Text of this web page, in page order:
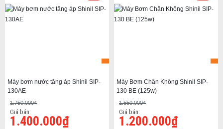
Máy bơm nước tăng áp Shinil SIP-
130AE
1.750.000₫
Giá bán:
1.400.000₫
Máy Bơm Chân Không Shinil SIP-
130 BE (125w)
1.550.000₫
Giá bán:
1.200.000₫